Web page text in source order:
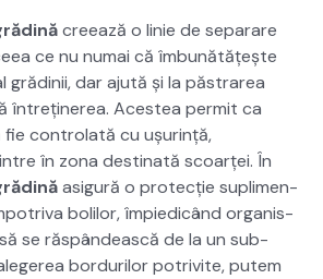
creează o lin­ie de sep­a­rare
ce nu numai că îmbunătățește
dar ajută și la păs­trarea
întreținerea. Aces­tea per­mit ca
fie con­tro­lată cu ușur­ință,
în zona des­ti­nată scoarței. În
asig­ură o pro­tecție supli­men­
bolilor, împiedicând organ­is­
se răspân­dească de la un sub­
bor­durilor potriv­ite, putem